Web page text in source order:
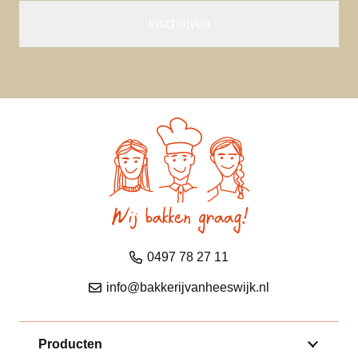
0497 78 27 11
info@bakkerijvanheeswijk.nl
Producten